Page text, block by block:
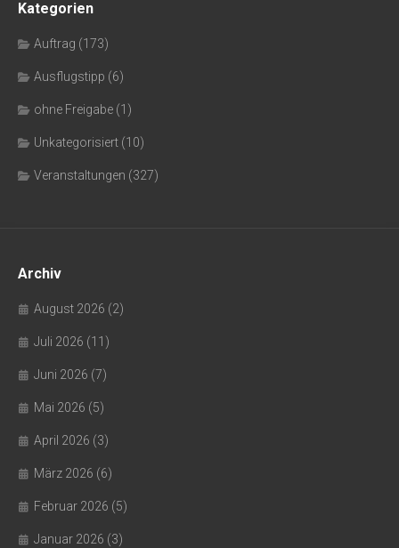
Kategorien
Auftrag (173)
Ausflugstipp (6)
ohne Freigabe (1)
Unkategorisiert (10)
Veranstaltungen (327)
Archiv
August 2026 (2)
Juli 2026 (11)
Juni 2026 (7)
Mai 2026 (5)
April 2026 (3)
März 2026 (6)
Februar 2026 (5)
Januar 2026 (3)